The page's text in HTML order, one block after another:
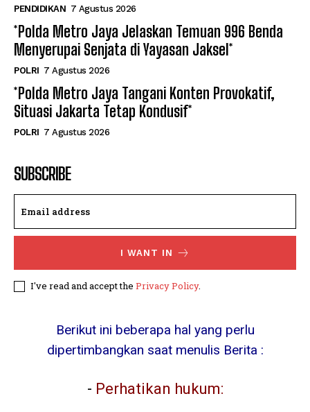
PENDIDIKAN 7 Agustus 2026
*Polda Metro Jaya Jelaskan Temuan 996 Benda
Menyerupai Senjata di Yayasan Jaksel*
POLRI 7 Agustus 2026
*Polda Metro Jaya Tangani Konten Provokatif,
Situasi Jakarta Tetap Kondusif*
POLRI 7 Agustus 2026
SUBSCRIBE
I WANT IN
I've read and accept the Privacy Policy.
Berikut ini beberapa hal yang perlu
dipertimbangkan saat menulis Berita :
- Perhatikan hukum: